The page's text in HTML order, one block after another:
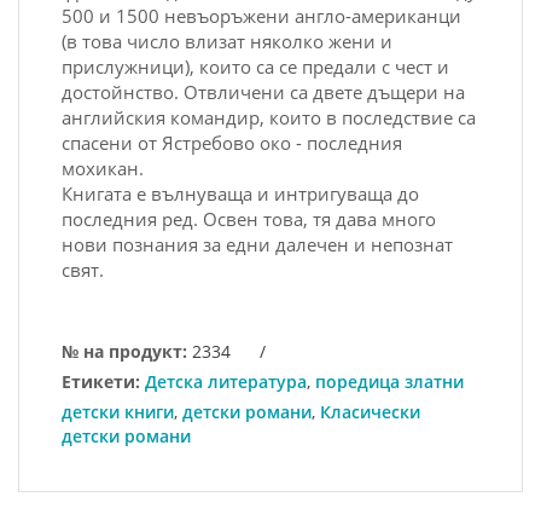
500 и 1500 невъоръжени англо-американци
(в това число влизат няколко жени и
прислужници), които са се предали с чест и
достойнство. Отвличени са двете дъщери на
английския командир, които в последствие са
спасени от Ястребово око - последния
мохикан.
Книгата е вълнуваща и интригуваща до
последния ред. Освен това, тя дава много
нови познания за едни далечен и непознат
свят.
№ на продукт: 2334
/
Етикети: Детска литература, поредица златни
детски книги, детски романи, Класически
детски романи